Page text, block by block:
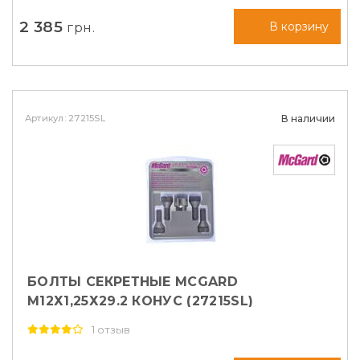
2 385 грн. В корзину
Артикул: 27215SL В наличии
БОЛТЫ СЕКРЕТНЫЕ MCGARD
М12Х1,25Х29.2 КОНУС (27215SL)
1 отзыв